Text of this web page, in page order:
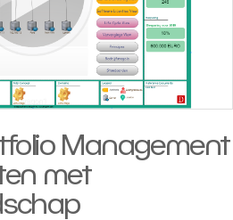
Management
met